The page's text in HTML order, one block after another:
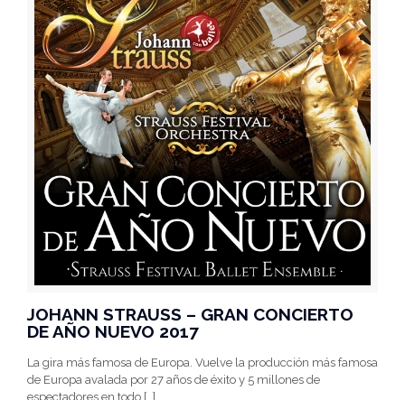
JOHANN STRAUSS – GRAN CONCIERTO
DE AÑO NUEVO 2017
La gira más famosa de Europa. Vuelve la producción más famosa
de Europa avalada por 27 años de éxito y 5 millones de
espectadores en todo […]